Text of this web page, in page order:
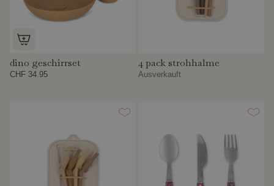
dino geschirrset
CHF 34.95
4 pack strohhalme
Ausverkauft